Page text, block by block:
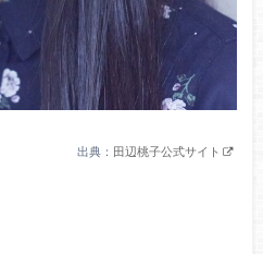
出典： 田辺桃子公式サイト